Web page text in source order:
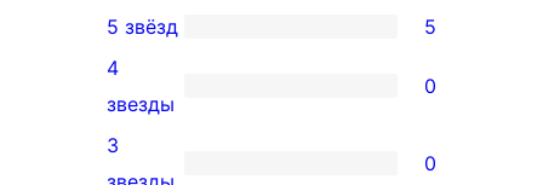
5
5-
звездный
отзыв
5 звёзд 5
0
4-
звездный
4
звезды
0
0
3
0